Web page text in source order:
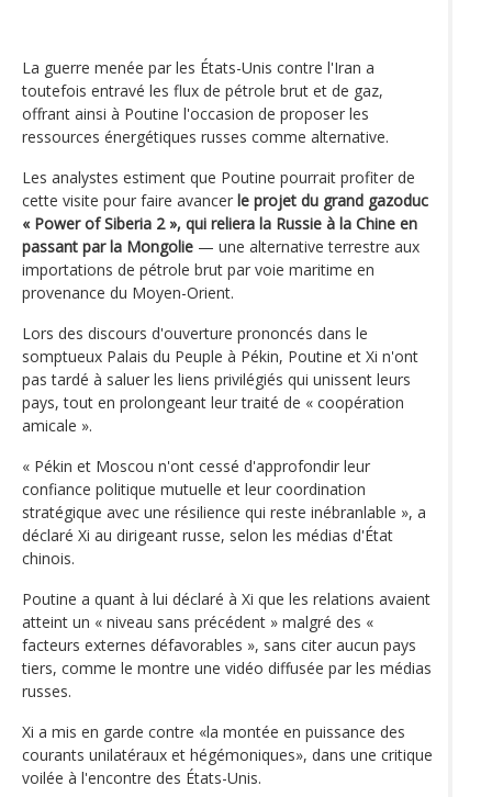
La guerre menée par les États-Unis contre l'Iran a
toutefois entravé les flux de pétrole brut et de gaz,
offrant ainsi à Poutine l'occasion de proposer les
ressources énergétiques russes comme alternative.
Les analystes estiment que Poutine pourrait profiter de
cette visite pour faire avancer le projet du grand gazoduc
« Power of Siberia 2 », qui reliera la Russie à la Chine en
passant par la Mongolie — une alternative terrestre aux
importations de pétrole brut par voie maritime en
provenance du Moyen-Orient.
Lors des discours d'ouverture prononcés dans le
somptueux Palais du Peuple à Pékin, Poutine et Xi n'ont
pas tardé à saluer les liens privilégiés qui unissent leurs
pays, tout en prolongeant leur traité de « coopération
amicale ».
« Pékin et Moscou n'ont cessé d'approfondir leur
confiance politique mutuelle et leur coordination
stratégique avec une résilience qui reste inébranlable », a
déclaré Xi au dirigeant russe, selon les médias d'État
chinois.
Poutine a quant à lui déclaré à Xi que les relations avaient
atteint un « niveau sans précédent » malgré des «
facteurs externes défavorables », sans citer aucun pays
tiers, comme le montre une vidéo diffusée par les médias
russes.
Xi a mis en garde contre «la montée en puissance des
courants unilatéraux et hégémoniques», dans une critique
voilée à l'encontre des États-Unis.